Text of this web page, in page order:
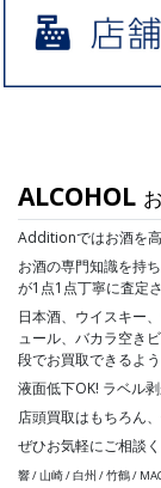
ALCOHOL
Additionではお酒を高
お酒の専門知識を持
が1点1点丁寧に査定
日本酒、ウイスキー
ュール、バカラ空き
段でお買取できるよ
液面低下OK! ラベル
店頭買取はもちろん
ぜひお気軽にご相談く
響 / 山崎 / 白州 / 竹鶴 /